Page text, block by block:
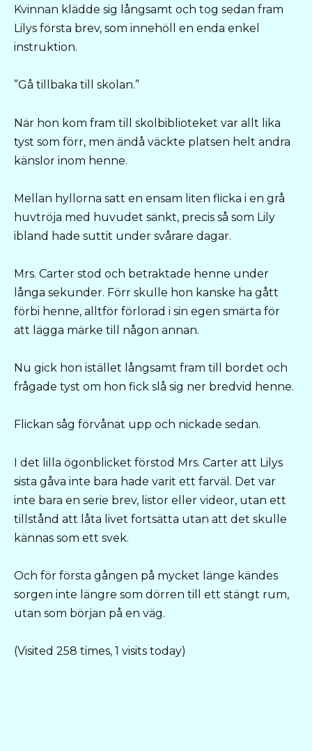
Kvinnan klädde sig långsamt och tog sedan fram
Lilys första brev, som innehöll en enda enkel
instruktion.
”Gå tillbaka till skolan.”
När hon kom fram till skolbiblioteket var allt lika
tyst som förr, men ändå väckte platsen helt andra
känslor inom henne.
Mellan hyllorna satt en ensam liten flicka i en grå
huvtröja med huvudet sänkt, precis så som Lily
ibland hade suttit under svårare dagar.
Mrs. Carter stod och betraktade henne under
långa sekunder. Förr skulle hon kanske ha gått
förbi henne, alltför förlorad i sin egen smärta för
att lägga märke till någon annan.
Nu gick hon istället långsamt fram till bordet och
frågade tyst om hon fick slå sig ner bredvid henne.
Flickan såg förvånat upp och nickade sedan.
I det lilla ögonblicket förstod Mrs. Carter att Lilys
sista gåva inte bara hade varit ett farväl. Det var
inte bara en serie brev, listor eller videor, utan ett
tillstånd att låta livet fortsätta utan att det skulle
kännas som ett svek.
Och för första gången på mycket länge kändes
sorgen inte längre som dörren till ett stängt rum,
utan som början på en väg.
(Visited 258 times, 1 visits today)